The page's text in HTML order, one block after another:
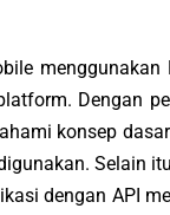
menggunakan
Dengan
konsep
Selain
dengan API